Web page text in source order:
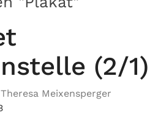
(2/1)
Meixensperger